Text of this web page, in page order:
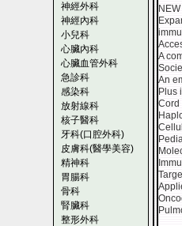
神經外科
神經內科
小兒科
心臟內科
心臟血管外科
急診科
感染科
放射線科
核子醫科
牙科(口腔外科)
皮膚科(醫學美容)
精神科
胃腸科
骨科
腎臟科
整形外科
A
An
Plus
Cord